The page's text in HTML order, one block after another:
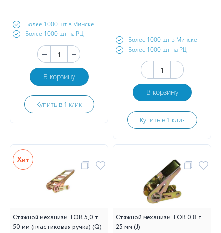
Более 1000 шт в Минске
Более 1000 шт на РЦ
В корзину
Купить в 1 клик
Более 1000 шт в Минске
Более 1000 шт на РЦ
В корзину
Купить в 1 клик
Стяжной механизм TOR 5,0 т
50 мм (пластиковая ручка) (Q)
Стяжной механизм TOR 0,8 т
25 мм (J)